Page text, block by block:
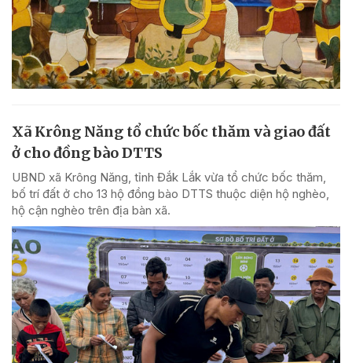
Xã Krông Năng tổ chức bốc thăm và giao đất
ở cho đồng bào DTTS
UBND xã Krông Năng, tỉnh Đắk Lắk vừa tổ chức bốc thăm,
bố trí đất ở cho 13 hộ đồng bào DTTS thuộc diện hộ nghèo,
hộ cận nghèo trên địa bàn xã.